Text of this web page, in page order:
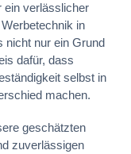
ein verlässlicher
in
nicht nur ein Grund
dafür, dass
selbst in
machen.
geschätzten
zuverlässigen